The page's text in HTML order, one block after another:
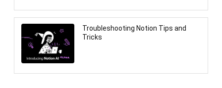
Troubleshooting Notion Tips and
Tricks